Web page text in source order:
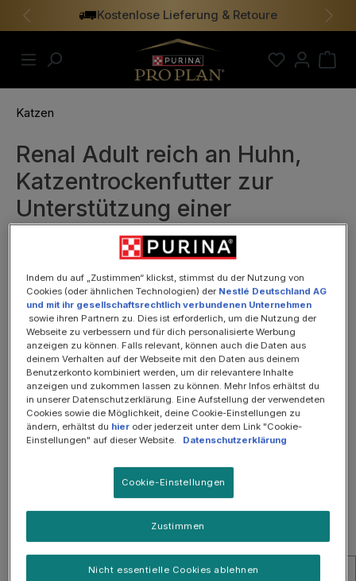
springen Kostenlose Lieferung & Retoure
Vorheriges
Katzen
Renal Adult reich an Huhn,
Katzentrockenfutter zur
Unterstützung einer
gesunden Nierenfunktion,
Bildergalerie überspringen
SOMMER-SALE: 25%
Indem du auf „Zustimmen“ klickst, stimmst du der Nutzung von
Cookies (oder ähnlichen Technologien) der Nestlé Deutschland AG
und mit ihr gesellschaftsrechtlich verbundenen Unternehmen
sowie ihren Partnern zu. Dies ist erforderlich, um die Nutzung der
Webseite zu verbessern und für dich personalisierte Werbung
anzeigen zu können. Falls relevant, können auch die Daten aus
deinem Verhalten auf der Webseite mit den Daten aus deinem
Benutzerkonto kombiniert werden, um dir relevantere Inhalte
anzeigen und zukommen lassen zu können. Mehr Infos erhältst du
in unserer Datenschutzerklärung. Eine Aufstellung der verwendeten
Cookies sowie die Möglichkeit, deine Cookie-Einstellungen zu
ändern, erhältst du hier oder jederzeit unter dem Link "Cookie-
Einstellungen" auf dieser Website.
Datenschutzerklärung
Cookie-Einstellungen
Nicht essentielle Cookies ablehnen
Zustimmen